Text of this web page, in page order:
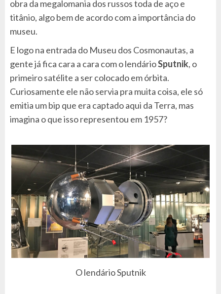
obra da megalomania dos russos toda de aço e
titânio, algo bem de acordo com a importância do
museu.
E logo na entrada do Museu dos Cosmonautas, a
gente já fica cara a cara com o lendárioSputnik, o
primeiro satélite a ser colocado em órbita.
Curiosamente ele não servia pra muita coisa, ele só
emitia um bip que era captado aqui da Terra, mas
imagina o que isso representou em 1957?
O lendário Sputnik